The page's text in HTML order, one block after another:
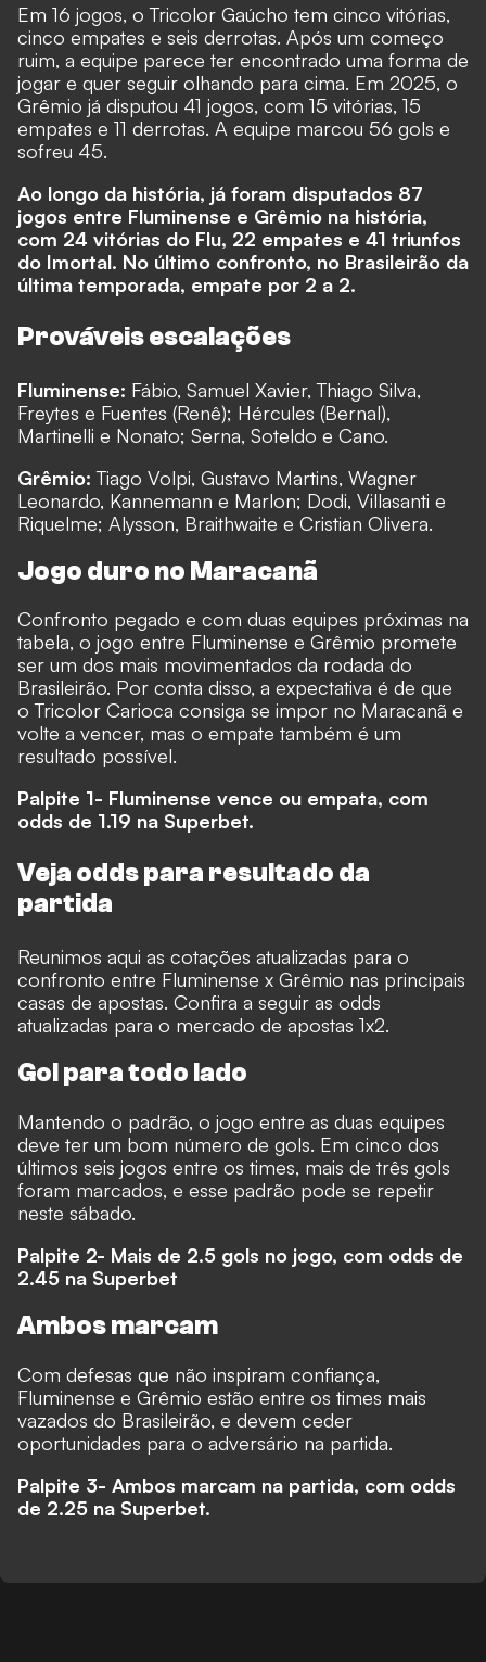
Em 16 jogos, o Tricolor Gaúcho tem cinco vitórias,
cinco empates e seis derrotas. Após um começo
ruim, a equipe parece ter encontrado uma forma de
jogar e quer seguir olhando para cima. Em 2025, o
Grêmio já disputou 41 jogos, com 15 vitórias, 15
empates e 11 derrotas. A equipe marcou 56 gols e
sofreu 45.
Ao longo da história, já foram disputados 87
jogos entre Fluminense e Grêmio na história,
com 24 vitórias do Flu, 22 empates e 41 triunfos
do Imortal. No último confronto, no Brasileirão da
última temporada, empate por 2 a 2.
Prováveis escalações
Fluminense: Fábio, Samuel Xavier, Thiago Silva,
Freytes e Fuentes (Renê); Hércules (Bernal),
Martinelli e Nonato; Serna, Soteldo e Cano.
Grêmio:Tiago Volpi, Gustavo Martins, Wagner
Leonardo, Kannemann e Marlon; Dodi, Villasanti e
Riquelme; Alysson, Braithwaite e Cristian Olivera.
Jogo duro no Maracanã
Confronto pegado e com duas equipes próximas na
tabela, o jogo entre Fluminense e Grêmio promete
ser um dos mais movimentados da rodada do
Brasileirão. Por conta disso, a expectativa é de que
o Tricolor Carioca consiga se impor no Maracanã e
volte a vencer, mas o empate também é um
resultado possível.
Palpite 1- Fluminense vence ou empata, com
odds de 1.19 na Superbet.
Veja odds para resultado da
partida
Reunimos aqui as cotações atualizadas para o
confronto entre Fluminense x Grêmio nas principais
casas de apostas. Confira a seguir as odds
atualizadas para o mercado de apostas 1x2.
Gol para todo lado
Mantendo o padrão, o jogo entre as duas equipes
deve ter um bom número de gols. Em cinco dos
últimos seis jogos entre os times, mais de três gols
foram marcados, e esse padrão pode se repetir
neste sábado.
Palpite 2- Mais de 2.5 gols no jogo, com odds de
2.45 na Superbet
Ambos marcam
Com defesas que não inspiram confiança,
Fluminense e Grêmio estão entre os times mais
vazados do Brasileirão, e devem ceder
oportunidades para o adversário na partida.
Palpite 3- Ambos marcam na partida, com odds
de 2.25 na Superbet.